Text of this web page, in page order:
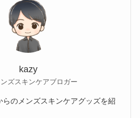
kazy
ズスキンケアブロガー
らのメンズスキンケアグッズを紹